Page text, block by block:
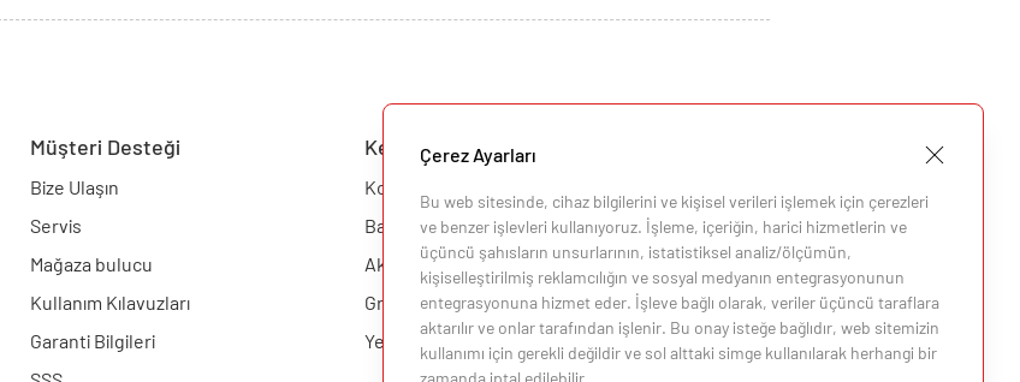
Müşteri Desteği
Bize Ulaşın
Servis
Mağaza bulucu
Kullanım Kılavuzları
Garanti Bilgileri
Keşfedin
Konfigüratör
Barbekü
Aksesuarlar
Grill Akademisi
Yemek Tarifleri
Çerez Ayarları
Bu web sitesinde, cihaz bilgilerini ve kişisel verileri işlemek için çerezleri
ve benzer işlevleri kullanıyoruz. İşleme, içeriğin, harici hizmetlerin ve
üçüncü şahısların unsurlarının, istatistiksel analiz/ölçümün,
kişiselleştirilmiş reklamcılığın ve sosyal medyanın entegrasyonunun
entegrasyonuna hizmet eder. İşleve bağlı olarak, veriler üçüncü taraflara
aktarılır ve onlar tarafından işlenir. Bu onay isteğe bağlıdır, web sitemizin
kullanımı için gerekli değildir ve sol alttaki simge kullanılarak herhangi bir
zamanda iptal edilebilir.